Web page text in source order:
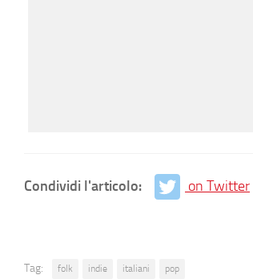
Condividi l'articolo: on Twitter
Tag: folk indie italiani pop